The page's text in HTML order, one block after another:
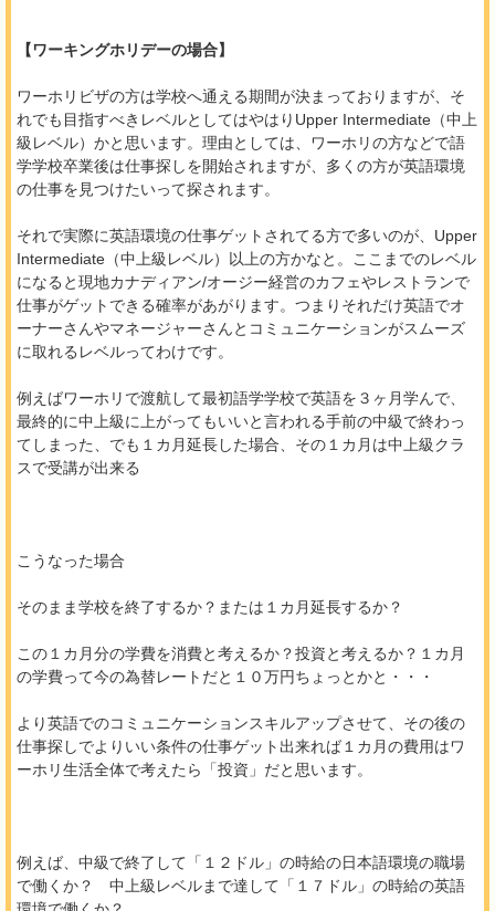
【ワーキングホリデーの場合】
ワーホリビザの方は学校へ通える期間が決まっておりますが、そ
れでも目指すべきレベルとしてはやはりUpper Intermediate（中上
級レベル）かと思います。理由としては、ワーホリの方などで語
学学校卒業後は仕事探しを開始されますが、多くの方が英語環境
の仕事を見つけたいって探されます。
それで実際に英語環境の仕事ゲットされてる方で多いのが、Upper
Intermediate（中上級レベル）以上の方かなと。ここまでのレベル
になると現地カナディアン/オージー経営のカフェやレストランで
仕事がゲットできる確率があがります。つまりそれだけ英語でオ
ーナーさんやマネージャーさんとコミュニケーションがスムーズ
に取れるレベルってわけです。
例えばワーホリで渡航して最初語学学校で英語を３ヶ月学んで、
最終的に中上級に上がってもいいと言われる手前の中級で終わっ
てしまった、でも１カ月延長した場合、その１カ月は中上級クラ
スで受講が出来る
こうなった場合
そのまま学校を終了するか？または１カ月延長するか？
この１カ月分の学費を消費と考えるか？投資と考えるか？１カ月
の学費って今の為替レートだと１０万円ちょっとかと・・・
より英語でのコミュニケーションスキルアップさせて、その後の
仕事探しでよりいい条件の仕事ゲット出来れば１カ月の費用はワ
ーホリ生活全体で考えたら「投資」だと思います。
例えば、中級で終了して「１２ドル」の時給の日本語環境の職場
で働くか？ 中上級レベルまで達して「１７ドル」の時給の英語